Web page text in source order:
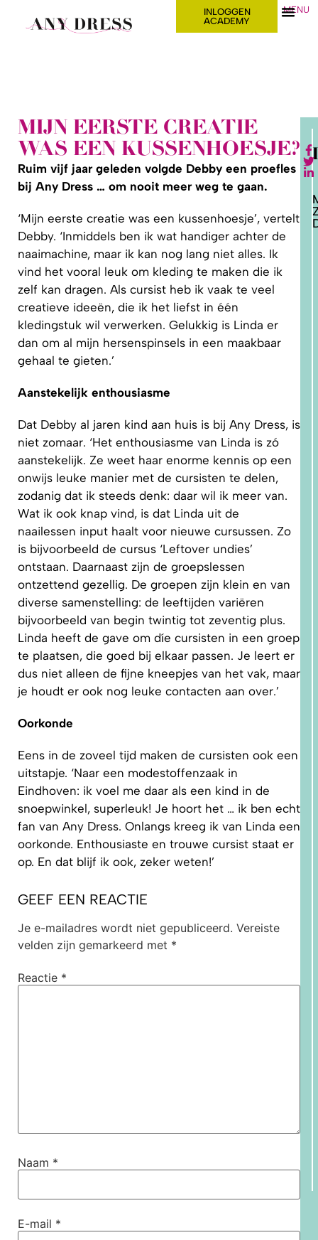
MENU
INLOGGEN
ACADEMY
MIJN EERSTE CREATIE
WAS EEN KUSSENHOESJE?
Ruim vijf jaar geleden volgde Debby een proefles
bij Any Dress … om nooit meer weg te gaan.
‘Mijn eerste creatie was een kussenhoesje’, vertelt
Debby. ‘Inmiddels ben ik wat handiger achter de
naaimachine, maar ik kan nog lang niet alles. Ik
vind het vooral leuk om kleding te maken die ik
zelf kan dragen. Als cursist heb ik vaak te veel
creatieve ideeën, die ik het liefst in één
kledingstuk wil verwerken. Gelukkig is Linda er
dan om al mijn hersenspinsels in een maakbaar
gehaal te gieten.’
Aanstekelijk enthousiasme
Dat Debby al jaren kind aan huis is bij Any Dress, is
niet zomaar. ‘Het enthousiasme van Linda is zó
aanstekelijk. Ze weet haar enorme kennis op een
onwijs leuke manier met de cursisten te delen,
zodanig dat ik steeds denk: daar wil ik meer van.
Wat ik ook knap vind, is dat Linda uit de
naailessen input haalt voor nieuwe cursussen. Zo
is bijvoorbeeld de cursus ‘Leftover undies’
ontstaan. Daarnaast zijn de groepslessen
ontzettend gezellig. De groepen zijn klein en van
diverse samenstelling: de leeftijden variëren
bijvoorbeeld van begin twintig tot zeventig plus.
Linda heeft de gave om díe cursisten in een groep
te plaatsen, die goed bij elkaar passen. Je leert er
dus niet alleen de fijne kneepjes van het vak, maar
je houdt er ook nog leuke contacten aan over.’
Oorkonde
Eens in de zoveel tijd maken de cursisten ook een
uitstapje. ‘Naar een modestoffenzaak in
Eindhoven: ik voel me daar als een kind in de
snoepwinkel, superleuk! Je hoort het … ik ben echt
fan van Any Dress. Onlangs kreeg ik van Linda een
oorkonde. Enthousiaste en trouwe cursist staat er
op. En dat blijf ik ook, zeker weten!’
GEEF EEN REACTIE
Je e-mailadres wordt niet gepubliceerd. Vereiste
velden zijn gemarkeerd met *
Reactie *
Naam *
E-mail *
2. HOE
PATRONEN
OP MAAT
MAKEN?
NIKS
DAT LIGT
5.